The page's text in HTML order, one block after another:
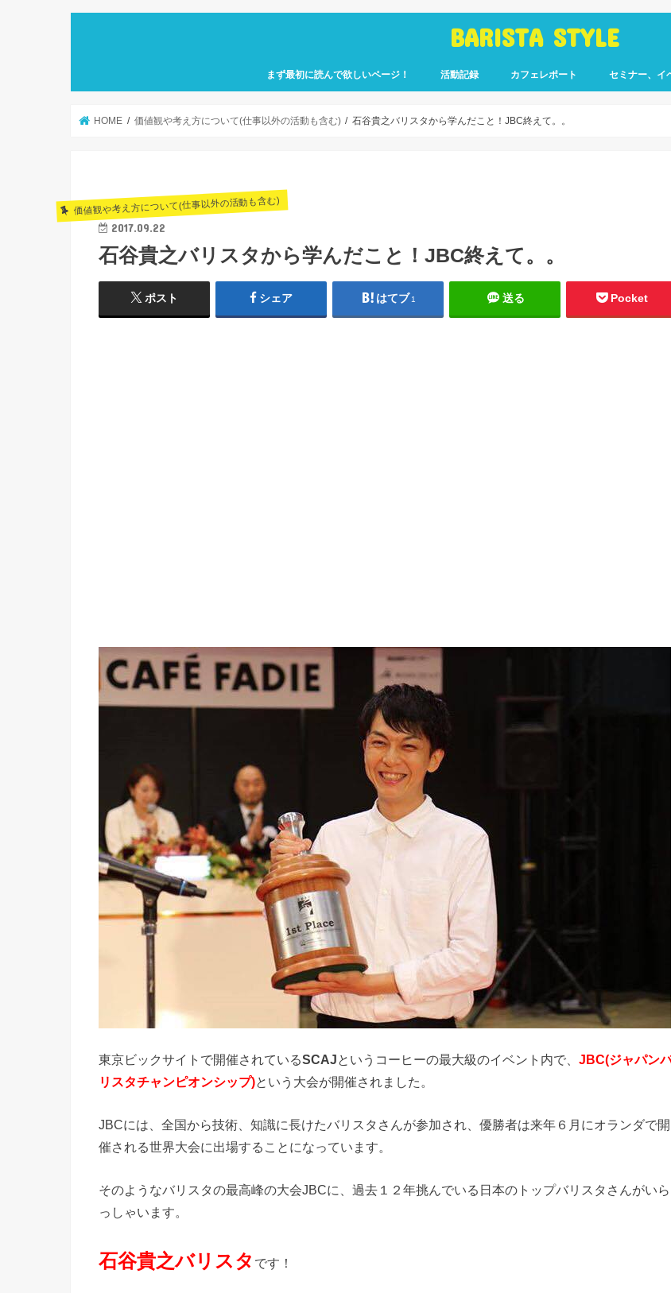
BARISTA STYLE
まず最初に読んで欲しいページ！
せにバリスタを目指したのか」
歩」を運営していきます！
活動記録 カフェレポート セミナー、イ
HOME 価値観や考え方について(仕事以外の活動も含む) 石谷貴之バリスタから学んだこと！JBC終えて。。
価値観や考え方について(仕事以外の活動も含む)
2017.09.22
石谷貴之バリスタから学んだこと！JBC終えて。。
ポスト シェア はてブ 1 送る Pocket
東京ビックサイトで開催されているSCAJというコーヒーの最大級のイベント内で、 JBC(ジャパン
リスタチャンピオンシップ)という大会が開催されました。
JBCには、全国から技術、知識に長けたバリスタさんが参加され、優勝者は来年６月にオランダで開
催される世界大会に出場することになっています。
そのようなバリスタの最高峰の大会JBCに、過去１２年挑んでいる日本のトップバリスタさんがいら
っしゃいます。
石谷貴之バリスタ です！